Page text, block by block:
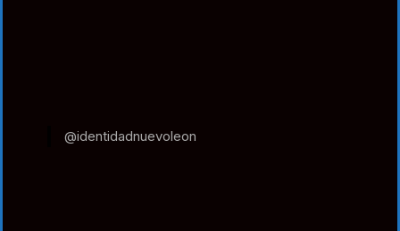
@identidadnuevoleon